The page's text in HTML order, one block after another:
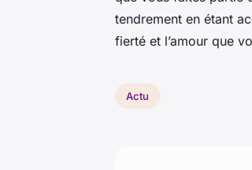
tendrement en étant
fierté et l’amour que
Actu